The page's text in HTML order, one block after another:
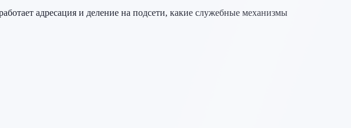
адресация и деление на подсети, какие служебные механизмы